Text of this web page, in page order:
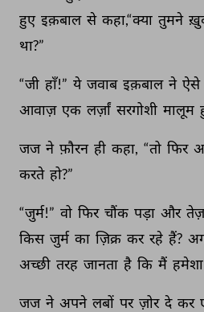
हुए इक़बाल से कहा,“क्या तुमने
था?”
“जी हाँ!” ये जवाब इक़बाल ने ऐसे
आवाज़ एक लर्ज़ां सरगोशी मालूम
जज ने फ़ौरन ही कहा, “तो फिर
करते हो?”
“जुर्म!” वो फिर चौंक पड़ा और
किस जुर्म का ज़िक्र कर रहे हैं?
अच्छी तरह जानता है कि मैं हमेशा
जज ने अपने लबों पर ज़ोर दे कर